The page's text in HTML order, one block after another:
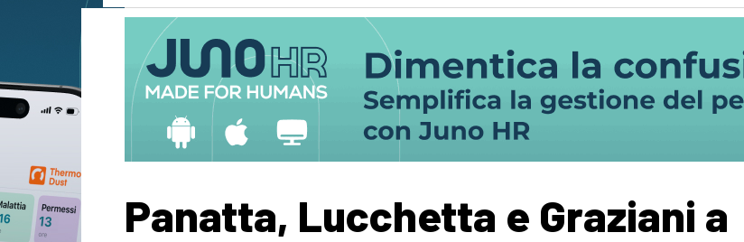
Panatta, Lucchetta e Graziani a